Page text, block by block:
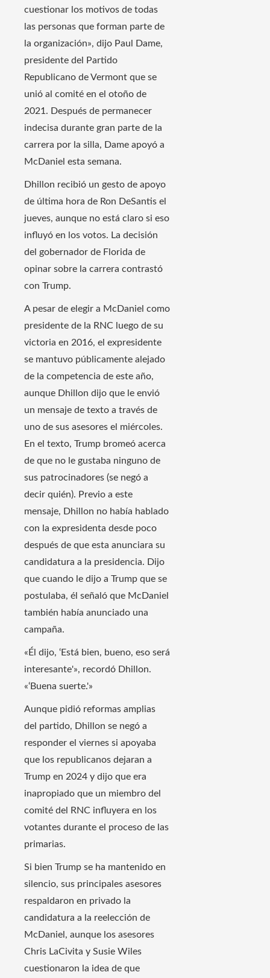
cuestionar los motivos de todas
las personas que forman parte de
la organización», dijo Paul Dame,
presidente del Partido
Republicano de Vermont que se
unió al comité en el otoño de
2021. Después de permanecer
indecisa durante gran parte de la
carrera por la silla, Dame apoyó a
McDaniel esta semana.
Dhillon recibió un gesto de apoyo
de última hora de Ron DeSantis el
jueves, aunque no está claro si eso
influyó en los votos. La decisión
del gobernador de Florida de
opinar sobre la carrera contrastó
con Trump.
A pesar de elegir a McDaniel como
presidente de la RNC luego de su
victoria en 2016, el expresidente
se mantuvo públicamente alejado
de la competencia de este año,
aunque Dhillon dijo que le envió
un mensaje de texto a través de
uno de sus asesores el miércoles.
En el texto, Trump bromeó acerca
de que no le gustaba ninguno de
sus patrocinadores (se negó a
decir quién). Previo a este
mensaje, Dhillon no había hablado
con la expresidenta desde poco
después de que esta anunciara su
candidatura a la presidencia. Dijo
que cuando le dijo a Trump que se
postulaba, él señaló que McDaniel
también había anunciado una
campaña.
«Él dijo, ‘Está bien, bueno, eso será
interesante'», recordó Dhillon.
«‘Buena suerte.'»
Aunque pidió reformas amplias
del partido, Dhillon se negó a
responder el viernes si apoyaba
que los republicanos dejaran a
Trump en 2024 y dijo que era
inapropiado que un miembro del
comité del RNC influyera en los
votantes durante el proceso de las
primarias.
Si bien Trump se ha mantenido en
silencio, sus principales asesores
respaldaron en privado la
candidatura a la reelección de
McDaniel, aunque los asesores
Chris LaCivita y Susie Wiles
cuestionaron la idea de que